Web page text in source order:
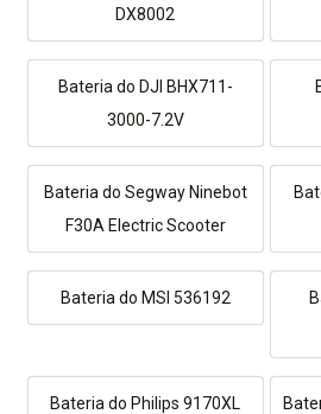
DX8002
Bateria do DJI BHX711-
3000-7.2V
Bateria do Segway Ninebot
F30A Electric Scooter
Bateria do MSI 536192
Bateria do Philips 9170XL